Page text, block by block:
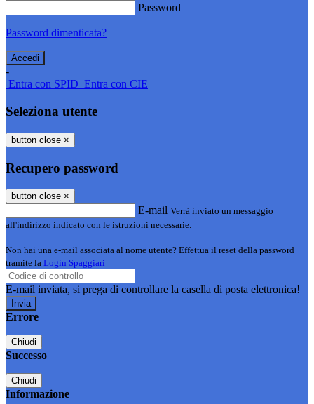
Password
Password dimenticata?
-
Entra con SPID Entra con CIE
Seleziona utente
button close ×
Recupero password
button close ×
E-mail Verrà inviato un messaggio
all'indirizzo indicato con le istruzioni necessarie.
Non hai una e-mail associata al nome utente? Effettua il reset della password
tramite la Login Spaggiari
E-mail inviata, si prega di controllare la casella di posta elettronica!
Errore
Chiudi
Successo
Chiudi
Informazione